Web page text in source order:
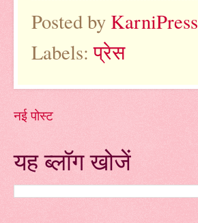
Posted by
Labels:प्रेस
नई पोस्ट
यह ब्लॉग खोजें